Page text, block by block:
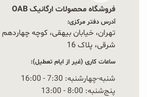
فروشگاه محصولات ارگانیک OAB
آدرس دفتر مرکزی:
تهران، خیابان بیهقی، کوچه چهاردهم
شرقی، پلاک 16‭
ساعات کاری (غیر از ایام تعطیل):
شنبه-چهارشنبه: 7:30 - 16:00
پنج‌شنبه: 8:00 - 13:00